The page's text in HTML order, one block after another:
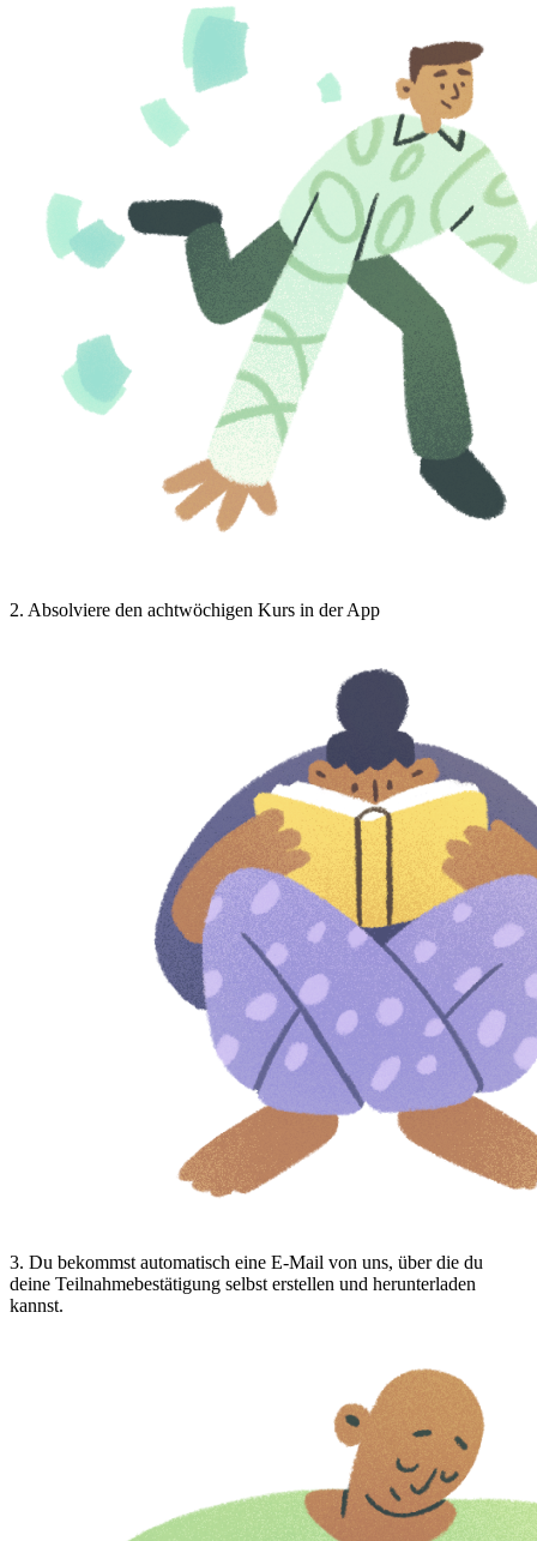
2. Absolviere den achtwöchigen Kurs in der App
3. Du bekommst automatisch eine E-Mail von uns, über die du
deine Teilnahmebestätigung selbst erstellen und herunterladen
kannst.